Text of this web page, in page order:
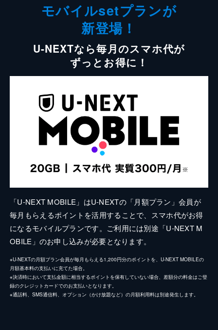
モバイルsetプランが
新登場！
U-NEXTなら毎月のスマホ代が
ずっとお得に！
「U-NEXT MOBILE」はU-NEXTの「月額プラン」会員が
毎月もらえるポイントを活用することで、スマホ代がお得
になるモバイルプランです。ご利用には別途「U-NEXT M
OBILE」のお申し込みが必要となります。
※U-NEXTの月額プラン会員が毎月もらえる1,200円分のポイントを、U-NEXT MOBILEの
月額基本料の支払いに充てた場合。
※決済時において支払金額に相当するポイントを保有していない場合、差額分の料金はご登
録のクレジットカードでのお支払いとなります。
※通話料、SMS通信料、オプション（かけ放題など）の月額利用料は別途発生します。